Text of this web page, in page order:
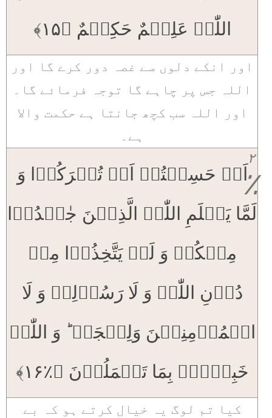
اللّٰہُ عَلِیۡمٌ حَکِیۡمٌ ﴿۱۵﴾
اور انکے دلوں سے غصہ دور کرے گا اور
اللہ جس پر چاہے گا توجہ فرمائے گا۔
اور اللہ سب کچھ جانتا ہے حکمت والا
ہے۔
اَمۡ حَسِبۡتُمۡ اَنۡ تُتۡرَکُوۡا وَ
لَمَّا یَعۡلَمِ اللّٰہُ الَّذِیۡنَ جٰہَدُوۡا
مِنۡکُمۡ وَ لَمۡ یَتَّخِذُوۡا مِنۡ
دُوۡنِ اللّٰہِ وَ لَا رَسُوۡلِہٖ وَ لَا
الۡمُؤۡمِنِیۡنَ وَلِیۡجَۃً ؕ وَ اللّٰہُ
خَبِیۡرٌۢ بِمَا تَعۡمَلُوۡنَ ﴿٪۱۶﴾
٪
۲
کیا تم لوگ یہ خیال کرتے ہو کہ بے